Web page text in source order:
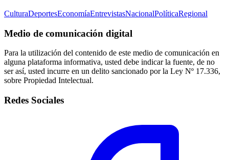
CulturaDeportesEconomíaEntrevistasNacionalPolíticaRegional
Medio de comunicación digital
Para la utilización del contenido de este medio de comunicación en
alguna plataforma informativa, usted debe indicar la fuente, de no
ser así, usted incurre en un delito sancionado por la Ley Nº 17.336,
sobre Propiedad Intelectual.
Redes Sociales